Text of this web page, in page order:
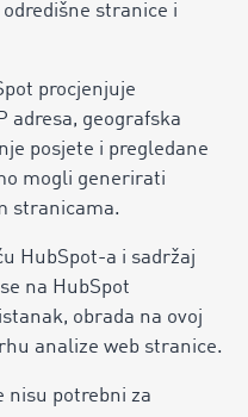
​​stranice i
procjenjuje
adresa, geografska
posjete i pregledane
mogli generirati
stranicama.
HubSpot-a i sadržaj
na HubSpot
obrada na ovoj
analize web stranice.
nisu potrebni za